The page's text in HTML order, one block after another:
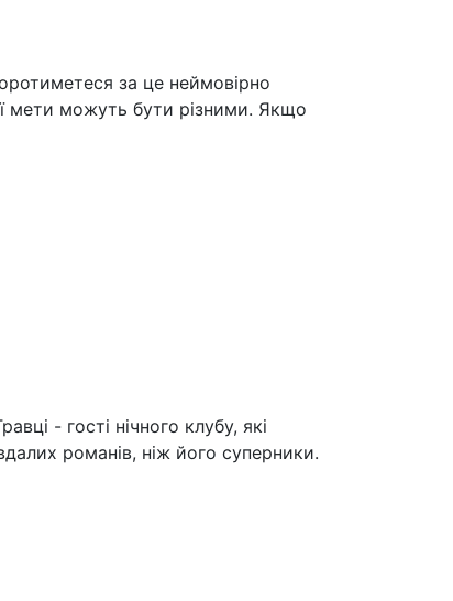
за це неймовірно
мети можуть бути різними. Якщо
- гості нічного клубу, які
романів, ніж його суперники.